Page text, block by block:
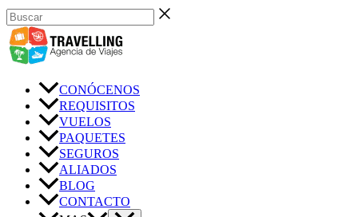
Ir
al
contenido
Buscar
CONÓCENOS
REQUISITOS
VUELOS
PAQUETES
SEGUROS
ALIADOS
BLOG
CONTACTO